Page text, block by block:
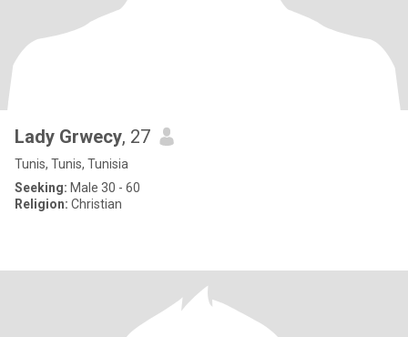
Lady Grwecy, 27
Tunis, Tunis, Tunisia
Seeking: Male 30 - 60
Religion: Christian